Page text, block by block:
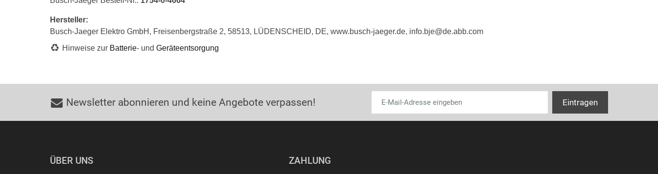
Hersteller:
Busch-Jaeger Elektro GmbH, Freisenbergstraße 2, 58513, LÜDENSCHEID, DE, www.busch-jaeger.de, info.bje@de.abb.com
Hinweise zur Batterie- und Geräteentsorgung
Newsletter abonnieren und keine Angebote verpassen!
ÜBER UNS ZAHLUNG